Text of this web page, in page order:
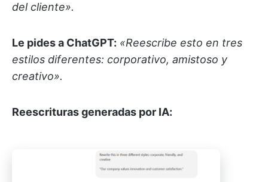
del cliente».
Le pides a ChatGPT: «Reescribe esto en tres
estilos diferentes: corporativo, amistoso y
creativo».
Reescrituras generadas por IA: